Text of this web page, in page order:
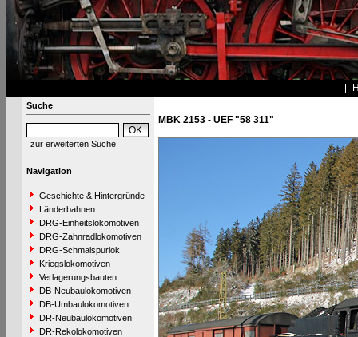
Suche
zur erweiterten Suche
Navigation
Geschichte & Hintergründe
Länderbahnen
DRG-Einheitslokomotiven
DRG-Zahnradlokomotiven
DRG-Schmalspurlok.
Kriegslokomotiven
Verlagerungsbauten
DB-Neubaulokomotiven
DB-Umbaulokomotiven
DR-Neubaulokomotiven
DR-Rekolokomotiven
MBK 2153 - UEF "58 311"